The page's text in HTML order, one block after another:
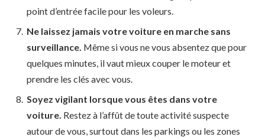
point d’entrée facile pour les voleurs.
Ne laissez jamais votre voiture en marche sans
surveillance. Même si vous ne vous absentez que pour
quelques minutes, il vaut mieux couper le moteur et
prendre les clés avec vous.
Soyez vigilant lorsque vous êtes dans votre
voiture. Restez à l’affût de toute activité suspecte
autour de vous, surtout dans les parkings ou les zones